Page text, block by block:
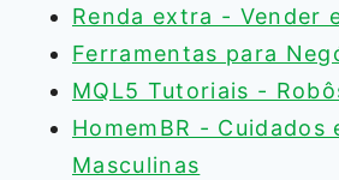
Renda extra - Vender
Ferramentas para
MQL5 Tutoriais -
HomemBR - Cuidados
Masculinas